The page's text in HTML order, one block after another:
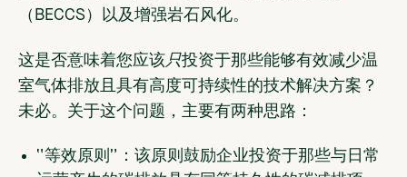
（BECCS）以及增强岩石风化。
这是否意味着您应该 只投资于那些能够有效减少温
室气体排放且具有高度可持续性的技术解决方案？
未必。关于这个问题，主要有两种思路：
“等效原则”： 该原则鼓励企业投资于那些与日常